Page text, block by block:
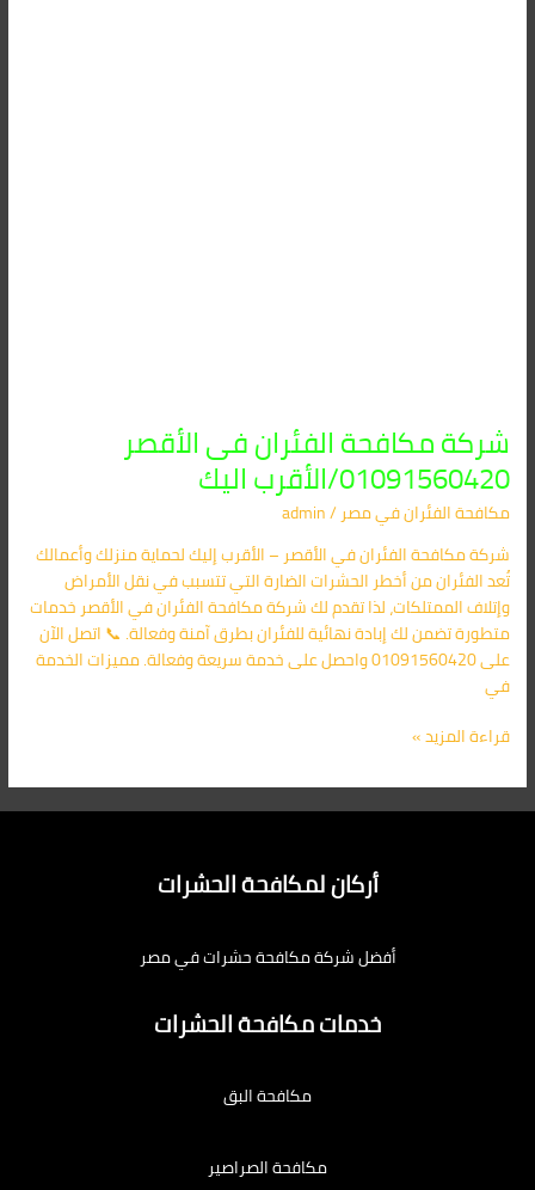
شركة مكافحة الفئران فى الأقصر
01091560420/الأقرب اليك
مكافحة الفئران​ في مصر/
admin
شركة مكافحة الفئران في الأقصر – الأقرب إليك لحماية منزلك وأعمالك
تُعد الفئران من أخطر الحشرات الضارة التي تتسبب في نقل الأمراض
وإتلاف الممتلكات، لذا تقدم لك شركة مكافحة الفئران في الأقصر خدمات
متطورة تضمن لك إبادة نهائية للفئران بطرق آمنة وفعالة. 📞 اتصل الآن
على 01091560420 واحصل على خدمة سريعة وفعالة. مميزات الخدمة
في
قراءة المزيد »
أركان لمكافحة الحشرات
أفضل شركة مكافحة حشرات في مصر
خدمات مكافحة الحشرات
مكافحة البق
مكافحة الصراصير